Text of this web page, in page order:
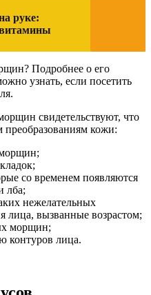
руке:
Подробнее о его
узнать, если посетить
свидетельствуют, что
преобразованиям кожи:
со временем появляются
лба;
нежелательных
лица, вызванные возрастом;
морщин;
контуров лица.